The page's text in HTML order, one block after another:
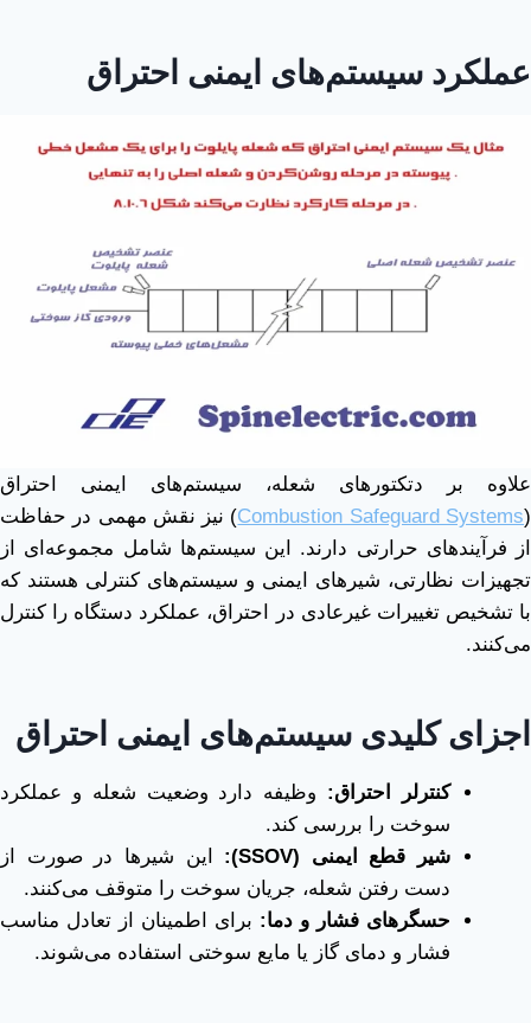
عملکرد سیستم‌های ایمنی احتراق
علاوه بر دتکتورهای شعله، سیستم‌های ایمنی احتراق
(
Combustion Safeguard Systems) نیز نقش مهمی در حفاظت
از فرآیندهای حرارتی دارند. این سیستم‌ها شامل مجموعه‌ای از
تجهیزات نظارتی، شیرهای ایمنی و سیستم‌های کنترلی هستند که
با تشخیص تغییرات غیرعادی در احتراق، عملکرد دستگاه را کنترل
می‌کنند.
اجزای کلیدی سیستم‌های ایمنی احتراق
کنترلر احتراق: وظیفه دارد وضعیت شعله و عملکرد
سوخت را بررسی کند.
شیر قطع ایمنی (SSOV):
این شیرها در صورت از
دست رفتن شعله، جریان سوخت را متوقف می‌کنند.
حسگرهای فشار و دما: برای اطمینان از تعادل مناسب
فشار و دمای گاز یا مایع سوختی استفاده می‌شوند.